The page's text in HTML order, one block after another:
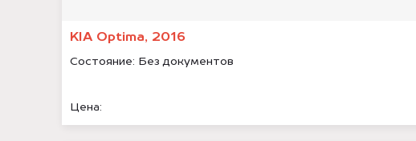
KIA Optima, 2016
Состояние: Без документов
Цена: